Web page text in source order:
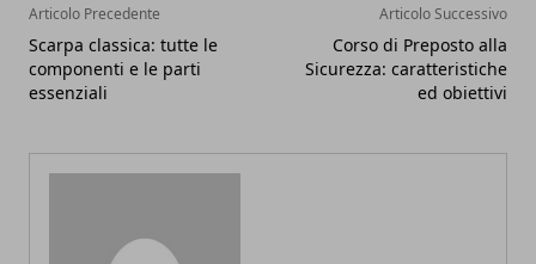
Articolo Precedente
Scarpa classica: tutte le
componenti e le parti
essenziali
Articolo Successivo
Corso di Preposto alla
Sicurezza: caratteristiche
ed obiettivi